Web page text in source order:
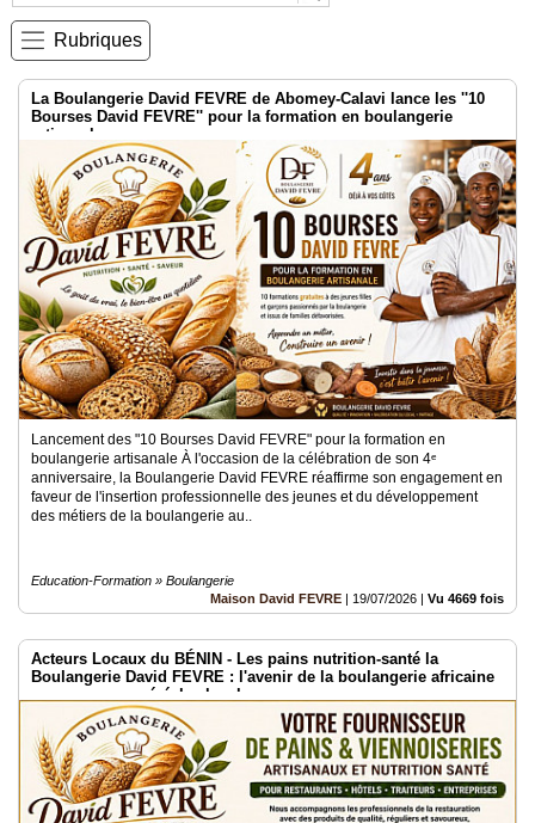
Médias
du
groupe
Blogs
Prémium
Inscription
annuaire
Accès
éditeur
Rubriques
La Boulangerie David FEVRE de Abomey-Calavi lance les ''10
Bourses David FEVRE'' pour la formation en boulangerie
artisanale
Lancement des "10 Bourses David FEVRE" pour la formation en
boulangerie artisanale À l'occasion de la célébration de son 4ᵉ
anniversaire, la Boulangerie David FEVRE réaffirme son engagement en
faveur de l'insertion professionnelle des jeunes et du développement
des métiers de la boulangerie au..
Education-Formation » Boulangerie
Maison David FEVRE | 19/07/2026 | Vu 4669 fois
Acteurs Locaux du BÉNIN - Les pains nutrition-santé la
Boulangerie David FEVRE : l'avenir de la boulangerie africaine
passe par nos céréales locales